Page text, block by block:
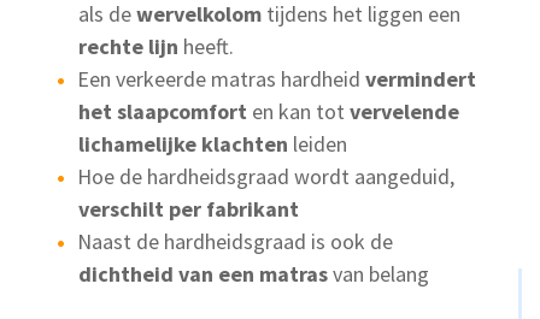
als dewervelkolom tijdens het liggen een
rechte lijn heeft.
Een verkeerde matras hardheid vermindert
het slaapcomfort en kan tot vervelende
lichamelijke klachten leiden
Hoe de hardheidsgraad wordt aangeduid,
verschilt per fabrikant
Naast de hardheidsgraad is ook de
dichtheid van een matrasvan belang